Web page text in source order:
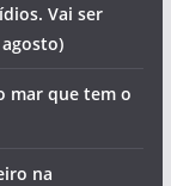
Vai ser
mar que tem o
na